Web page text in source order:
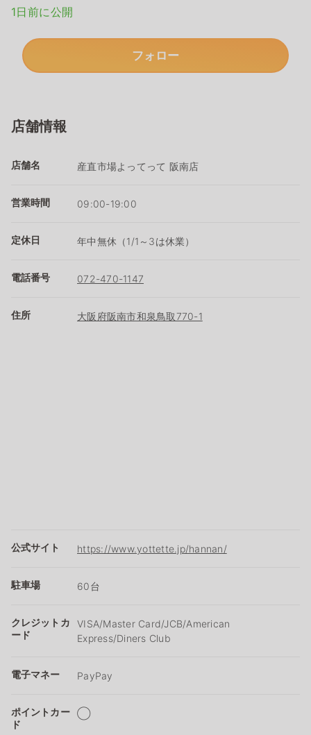
1日前に公開
フォロー
店舗情報
店舗名 産直市場よってって 阪南店
営業時間 09:00-19:00
定休日 年中無休（1/1～3は休業）
電話番号 072-470-1147
住所 大阪府阪南市和泉鳥取770-1
公式サイト https://www.yottette.jp/hannan/
駐車場 60台
クレジットカ
ード
VISA/Master Card/JCB/American
Express/Diners Club
電子マネー PayPay
ポイントカー
ド
◯